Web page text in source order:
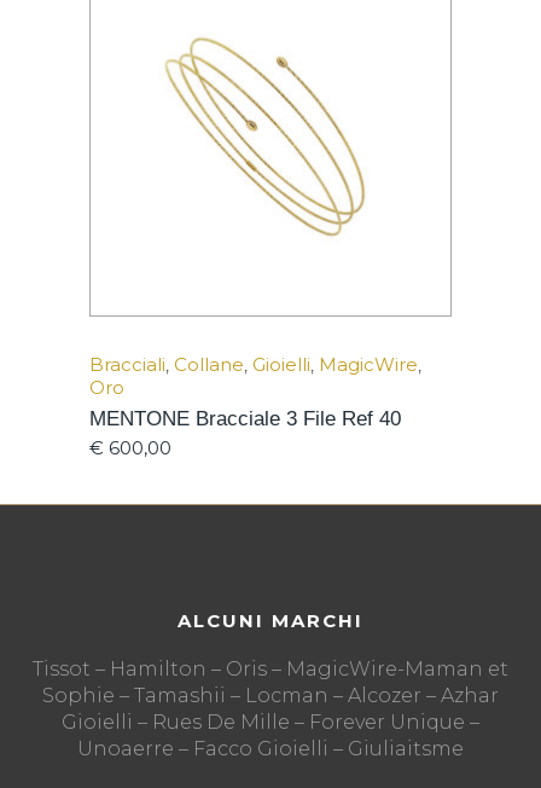
Bracciali Collane Gioielli MagicWire
Oro
MENTONE Bracciale 3 File Ref 40
€ 600,00
ALCUNI MARCHI
Tissot – Hamilton – Oris – MagicWire-Maman et
Sophie – Tamashii – Locman – Alcozer – Azhar
Gioielli – Rues De Mille – Forever Unique –
Unoaerre – Facco Gioielli – Giuliaitsme